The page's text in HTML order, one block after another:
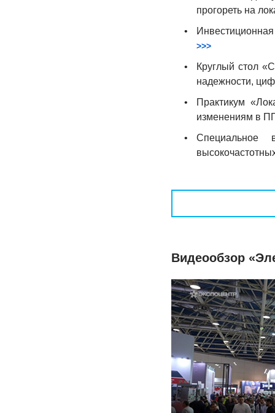
прогореть на
•
>>>
•
Круглый стол
надежности,
•
Практикум
изменениям в
•
Cпециальное
Видеообзор